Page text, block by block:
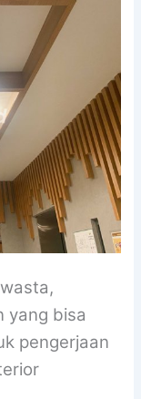
yang bisa
pengerjaan